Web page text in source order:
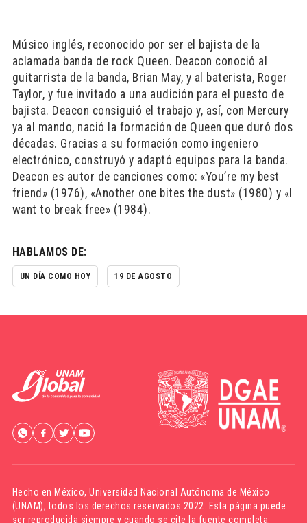
Músico inglés, reconocido por ser el bajista de la
aclamada banda de rock Queen. Deacon conoció al
guitarrista de la banda, Brian May, y al baterista, Roger
Taylor, y fue invitado a una audición para el puesto de
bajista. Deacon consiguió el trabajo y, así, con Mercury
ya al mando, nació la formación de Queen que duró dos
décadas. Gracias a su formación como ingeniero
electrónico, construyó y adaptó equipos para la banda.
Deacon es autor de canciones como: «You’re my best
friend» (1976), «Another one bites the dust» (1980) y «I
want to break free» (1984).
HABLAMOS DE:
UN DÍA COMO HOY 19 DE AGOSTO
Hecho en México,Universidad Nacional Autónoma de México
(UNAM), todos los derechos reservados 2022. Esta página puede
ser reproducida siempre y cuando se cite la fuente completa.